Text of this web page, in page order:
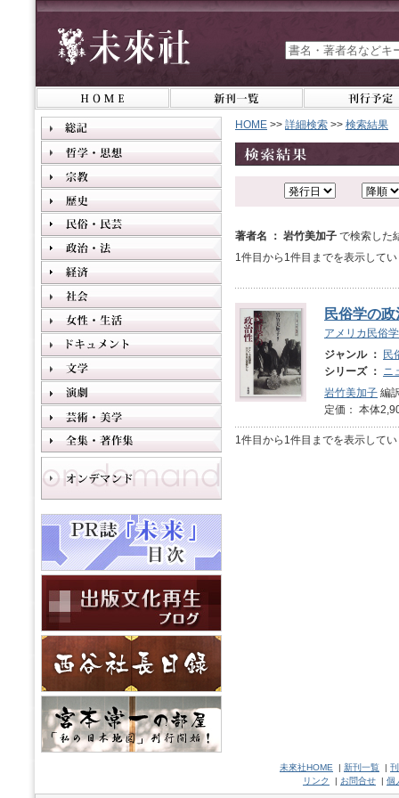
HOME >> 詳細検索 >> 検索結果
著者名 ： 岩竹美加子 で検索した
1件目から1件目までを表示して
民俗学の
アメリカ民俗
ジャンル ：
民
シリーズ ： ニ
岩竹美加子 編
定価： 本体
1件目から1件目までを表示して
未來社HOME | 新刊一覧 |
リンク
| お問合せ | 個